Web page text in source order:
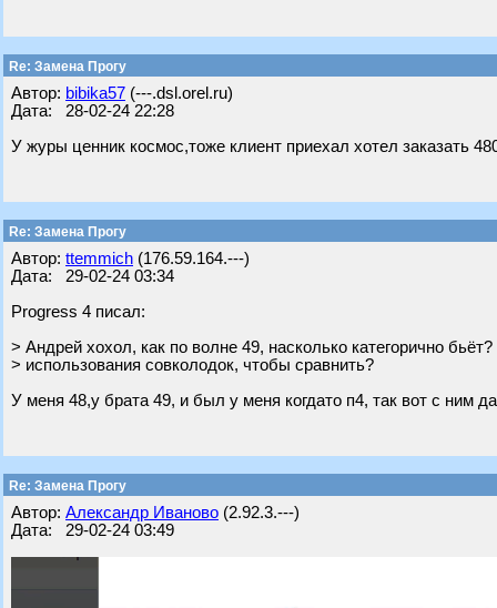
Re: Замена Прогу
Автор: bibika57 (---.dsl.orel.ru)
Дата: 28-02-24 22:28
У журы ценник космос,тоже клиент приехал хотел заказать
Re: Замена Прогу
Автор: ttemmich (176.59.164.---)
Дата: 29-02-24 03:34
Progress 4 писал:
> Андрей хохол, как по волне 49, насколько категорично
> использования совколодок, чтобы сравнить?
У меня 48,у брата 49, и был у меня когдато п4, так вот с ним
Re: Замена Прогу
Автор: Александр Иваново (2.92.3.---)
Дата: 29-02-24 03:49